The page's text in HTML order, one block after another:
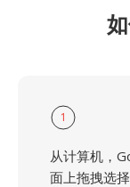
1
从计算机，
面上拖拽选